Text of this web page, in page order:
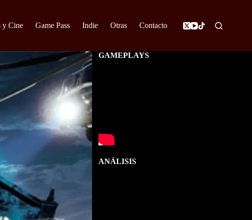
y Cine Game Pass Indie Otras Contacto
GAMEPLAYS
ANÁLISIS